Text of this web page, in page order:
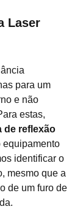
Laser
para um
e não
estas,
de reflexão
equipamento
identificar o
mesmo que a
de um furo de